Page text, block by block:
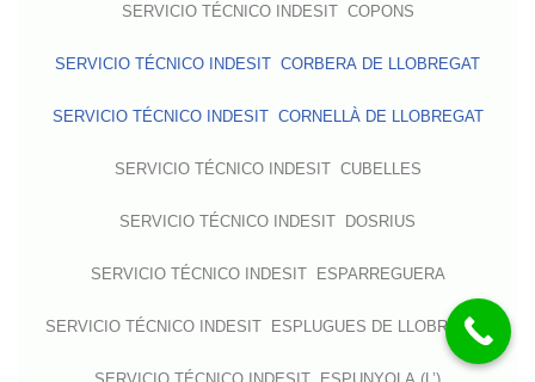
SERVICIO TÉCNICO INDESIT COPONS
SERVICIO TÉCNICO INDESIT CORBERA DE LLOBREGAT
SERVICIO TÉCNICO INDESIT CORNELLÀ DE LLOBREGAT
SERVICIO TÉCNICO INDESIT CUBELLES
SERVICIO TÉCNICO INDESIT DOSRIUS
SERVICIO TÉCNICO INDESIT ESPARREGUERA
SERVICIO TÉCNICO INDESIT ESPLUGUES DE LLOBREGAT